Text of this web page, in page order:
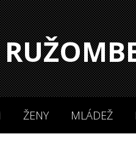
ŽENY MLÁDEŽ